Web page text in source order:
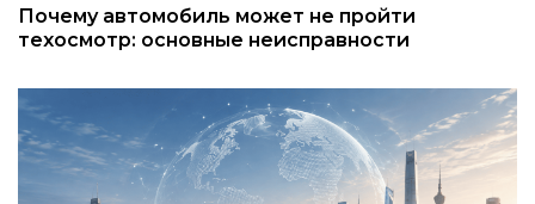
Почему автомобиль может не пройти
техосмотр: основные неисправности